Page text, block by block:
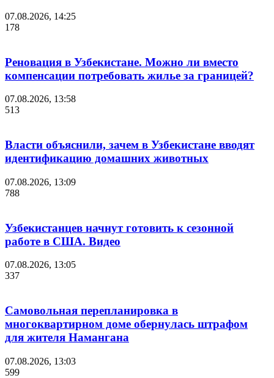
07.08.2026, 14:25
178
Реновация в Узбекистане. Можно ли вместо
компенсации потребовать жилье за границей?
07.08.2026, 13:58
513
Власти объяснили, зачем в Узбекистане вводят
идентификацию домашних животных
07.08.2026, 13:09
788
Узбекистанцев начнут готовить к сезонной
работе в США. Видео
07.08.2026, 13:05
337
Самовольная перепланировка в
многоквартирном доме обернулась штрафом
для жителя Намангана
07.08.2026, 13:03
599